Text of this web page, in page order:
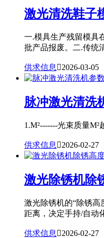
激光清洗鞋子
一.模具生产残留模具
批产品报废。二.传统
供求信息 2026-03-05
脉冲激光清洗
1.M²-------光束质量
供求信息 2026-02-27
激光除锈机除
激光除锈机的“除锈
距离，决定手持/自动
供求信息 2026-02-27